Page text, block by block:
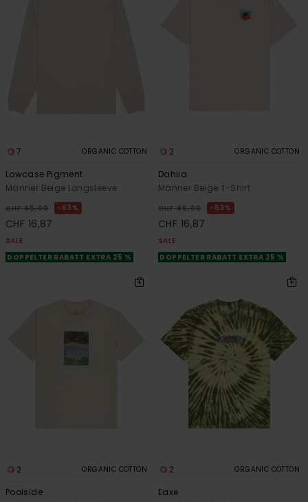
7 ORGANIC COTTON
Lowcase Pigment
Männer Beige Longsleeve
CHF 45,00 63%
CHF 16,87
SALE
DOPPELTER RABATT EXTRA 25 %
2 ORGANIC COTTON
Dahlia
Männer Beige T-Shirt
CHF 45,00 63%
CHF 16,87
SALE
DOPPELTER RABATT EXTRA 25 %
2 ORGANIC COTTON
Poolside
2 ORGANIC COTTON
Eaxe